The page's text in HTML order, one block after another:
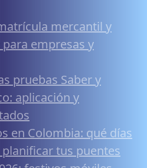
mercantil y
empresas y
pruebas Saber y
aplicación y
en Colombia: qué días
tus puentes